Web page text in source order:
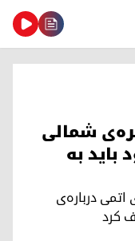
شمالی
باید به
درباره‌ی
کرد